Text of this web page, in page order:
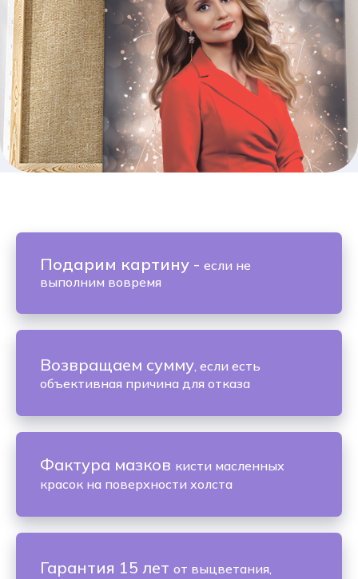
Подарим картину - если не
выполним вовремя
Возвращаем сумму, если есть
объективная причина для отказа
Фактура мазков кисти масленных
красок на поверхности холста
Гарантия 15 лет от выцветания,